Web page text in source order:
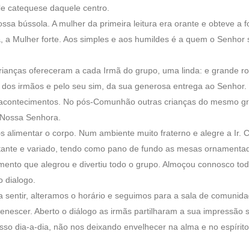
catequese daquele centro.
bússola. A mulher da primeira leitura era orante e obteve a
a Mulher forte. Aos simples e aos humildes é a quem o
ofereceram a cada Irmã do grupo, uma linda: e grande
irmãos e pelo seu sim, da sua generosa entrega ao
No pós-Comunhão outras crianças do mesmo
Senhora.
alimentar o corpo. Num ambiente muito fraterno e alegre a Ir.
e variado, tendo como pano de fundo as mesas
que alegrou e divertiu todo o grupo. Almoçou connosco
dialogo.
sentir, alteramos o horário e seguimos para a sala de
Aberto o diálogo as irmãs partilharam a sua impressão
dia-a-dia, não nos deixando envelhecer na alma e no